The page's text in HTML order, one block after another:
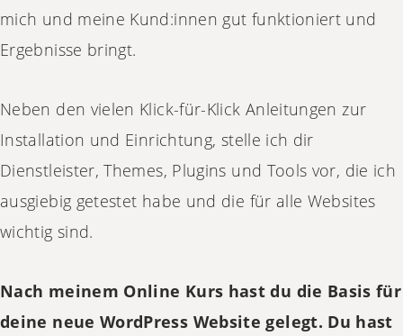
mich und meine Kund:innen gut funktioniert und
Ergebnisse bringt.
Neben den vielen Klick-für-Klick Anleitungen zur
Installation und Einrichtung, stelle ich dir
Dienstleister, Themes, Plugins und Tools vor, die ich
ausgiebig getestet habe und die für alle Websites
wichtig sind.
Nach meinem Online Kurs hast du die Basis für
deine neue WordPress Website gelegt. Du hast